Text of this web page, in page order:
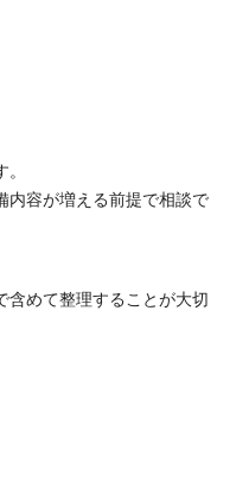
内容が増える前提で相談で
含めて整理することが大切